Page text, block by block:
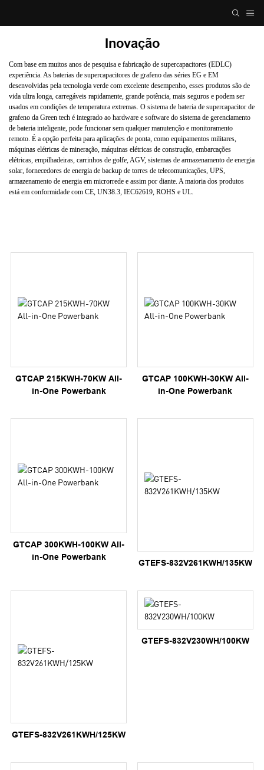
Inovação
Com base em muitos anos de pesquisa e fabricação de supercapacitores (EDLC)
experiência. As baterias de supercapacitores de grafeno das séries EG e EM
desenvolvidas pela tecnologia verde com excelente desempenho, esses produtos são de
vida ultra longa, carregáveis ​​rapidamente, grande potência, mais seguros e podem ser
usados ​​em condições de temperatura extremas. O sistema de bateria de supercapacitor de
grafeno da Green tech é integrado ao hardware e software do sistema de gerenciamento
de bateria inteligente, pode funcionar sem qualquer manutenção e monitoramento
remoto. É a opção perfeita para aplicações de ponta, como equipamentos militares,
máquinas elétricas de mineração, máquinas elétricas de construção, embarcações
elétricas, empilhadeiras, carrinhos de golfe, AGV, sistemas de armazenamento de energia
solar, fornecedores de energia de backup de torres de telecomunicações, UPS,
armazenamento de energia em microrrede e assim por diante. A maioria dos produtos
está em conformidade com CE, UN38.3, IEC62619, ROHS e UL.
GTCAP 215KWH-70KW All-
in-One Powerbank
GTCAP 100KWH-30KW All-
in-One Powerbank
GTCAP 300KWH-100KW All-
in-One Powerbank
GTEFS-832V261KWH/135KW
GTEFS-832V261KWH/125KW
GTEFS-832V230WH/100KW